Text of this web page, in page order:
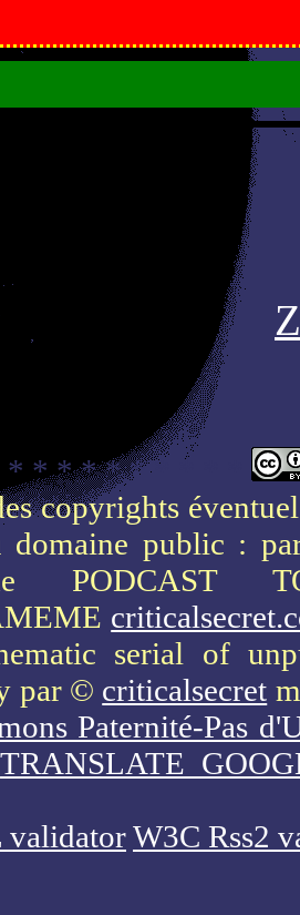
Z
* * * * * * * * *
copyrights
domaine public :
PODCAST
serial of
par © criticalsecret
Paternité-Pas
W3C Rss2